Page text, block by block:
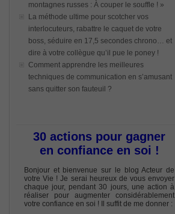
montagnes russes : À couper le souffle ! »
La méthode ultime pour scotcher vos
interlocuteurs, rabattre le caquet de votre
boss, séduire en 17,5 secondes chrono… et
dire à votre collègue qu’il pue le poney !
Comment apprendre les meilleures
techniques de communication en s’amusant
sans quitter son fauteuil ?
30 actions pour gagner
en confiance en soi !
Bonjour et bienvenue sur le blog Acteur de
votre Vie ! Je serai heureux de vous envoyer
chaque jour, pendant 30 jours, une action à
réaliser pour augmenter considérablement
votre confiance en soi ! Il suffit de me donner :